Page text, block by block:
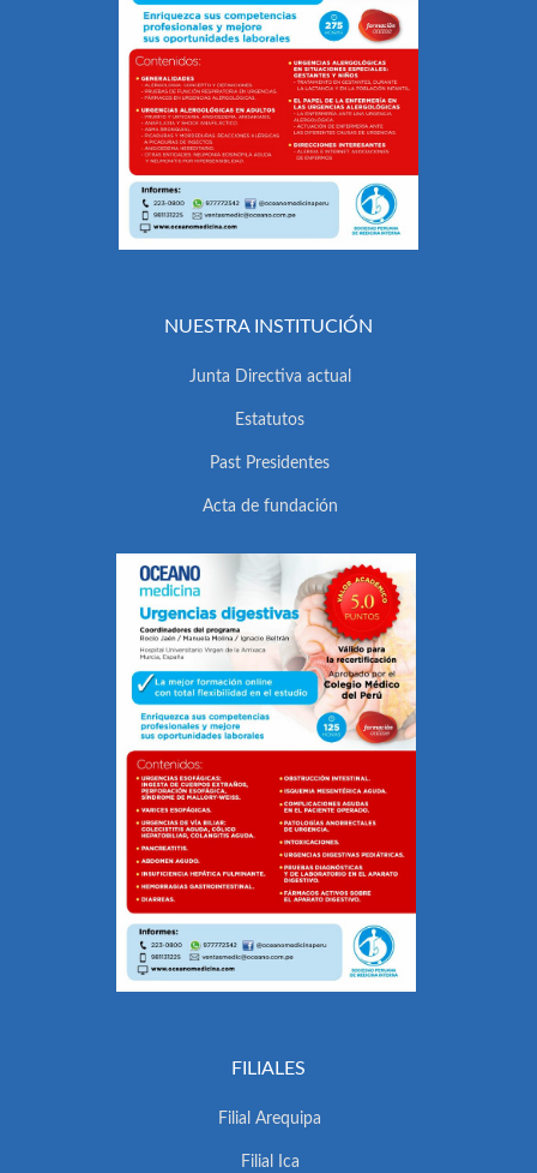
NUESTRA INSTITUCIÓN
Junta Directiva actual
Estatutos
Past Presidentes
Acta de fundación
FILIALES
Filial Arequipa
Filial Ica